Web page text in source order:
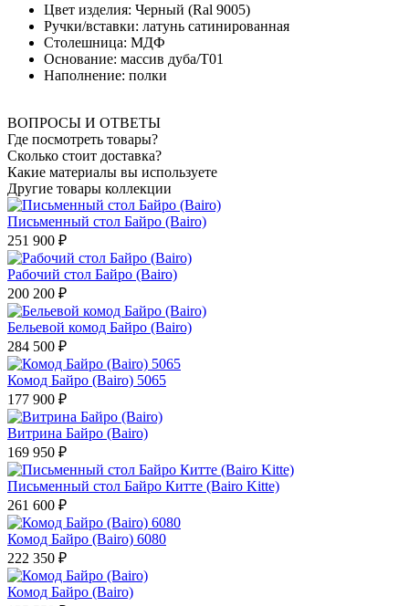
Цвет изделия: Черный (Ral 9005)
Ручки/вставки: латунь сатинированная
Столешница: МДФ
Основание: массив дуба/Т01
Наполнение: полки
ВОПРОСЫ И ОТВЕТЫ
Где посмотреть товары?
Сколько стоит доставка?
Какие материалы вы используете
Другие товары коллекции
Письменный стол Байро (Bairo)
251 900 ₽
Рабочий стол Байро (Bairo)
200 200 ₽
Бельевой комод Байро (Bairo)
284 500 ₽
Комод Байро (Bairo) 5065
177 900 ₽
Витрина Байро (Bairo)
169 950 ₽
Письменный стол Байро Китте (Bairo Kitte)
261 600 ₽
Комод Байро (Bairo) 6080
222 350 ₽
Комод Байро (Bairo)